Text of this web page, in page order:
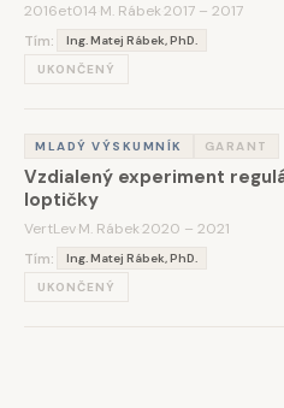
2016et014 M. Rábek2017 – 2017
Tím:
Ing. Matej Rábek, PhD.
UKONČENÝ
MLADÝ VÝSKUMNÍK GARANT
Vzdialený experiment
loptičky
VertLevM. Rábek2020 – 2021
Tím:
Ing. Matej Rábek, PhD.
UKONČENÝ